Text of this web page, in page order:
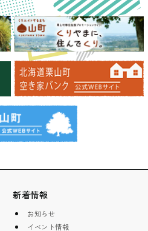
新着情報
お知らせ
イベント情報